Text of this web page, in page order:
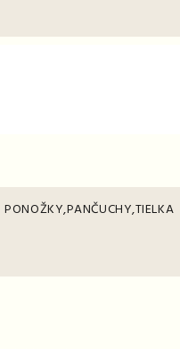
PONOŽKY,PANČUCHY,TIELKA